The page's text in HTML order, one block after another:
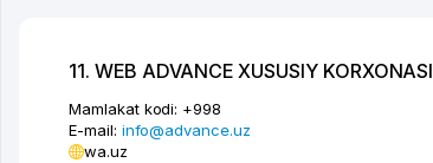
11. WEB ADVANCE XUSUSIY KORXONASI
Mamlakat kodi: +998
E-mail: info@advance.uz
wa.uz